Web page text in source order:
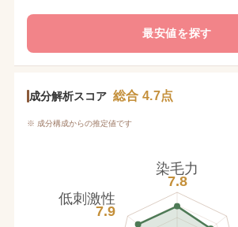
最安値を探す
成分解析スコア 総合 4.7点
※ 成分構成からの推定値です
染毛力
7.8
低刺激性
7.9